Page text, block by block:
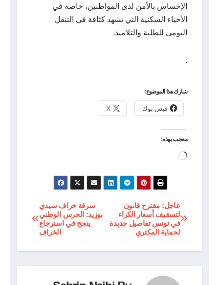
الإحساس بالأمن لدى المواطنين، خاصة في
الأحياء السكنية التي تشهد كثافة في التنقل
اليومي للطلبة والتلاميذ.
.
شارك هذا الموضوع:
فيس بوك X
معجب بهذه:
جاري
تصفّح
المقالات
سرقة خراف سيدي
بوزيد: الحرس الوطني
ينجح في استرجاع
الخراف
عاجل: مقترح قانون
لتسقيف أسعار الكراء
في تونس تفاصيل جديدة
لحماية المكتري